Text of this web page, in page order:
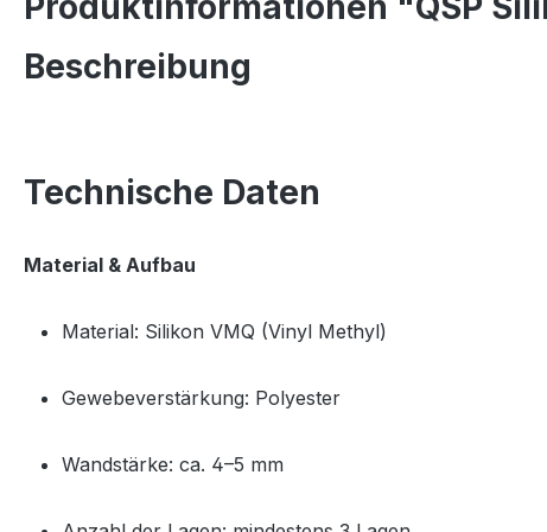
Beschreibung
Technische Daten
Material & Aufbau
Material: Silikon VMQ (Vinyl Methyl)
Gewebeverstärkung: Polyester
Wandstärke: ca. 4–5 mm